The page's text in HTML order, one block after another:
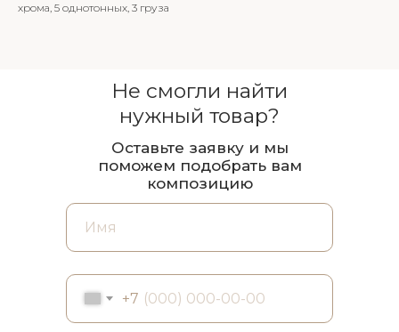
хрома, 5 однотонных, 3 груза
+7
Не смогли найти
нужный товар?
Оставьте заявку и мы
поможем подобрать вам
композицию